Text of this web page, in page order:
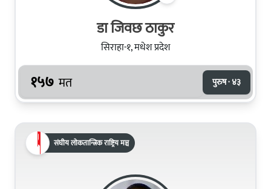
डा जिवछ ठाकुर
सिराहा-१, मधेश प्रदेश
१५७ मत पुरुष · ४३
संघीय लोकतान्त्रिक राष्ट्रिय मञ्च